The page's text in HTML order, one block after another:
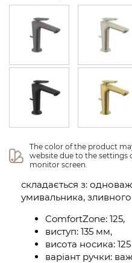
The color of the product
website due to the
monitor screen.
складається з:
умивальника,
ComfortZone: 125,
виступ: 135 мм,
висота носика:
варіант ручки: